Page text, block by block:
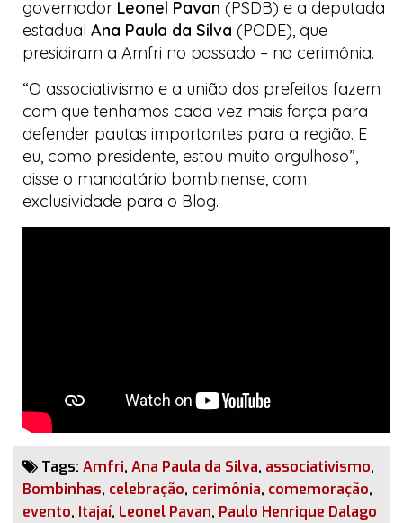
governador Leonel Pavan (PSDB) e a deputada
estadual Ana Paula da Silva (PODE), que
presidiram a Amfri no passado – na cerimônia.
“O associativismo e a união dos prefeitos fazem
com que tenhamos cada vez mais força para
defender pautas importantes para a região. E
eu, como presidente, estou muito orgulhoso”,
disse o mandatário bombinense, com
exclusividade para o Blog.
Tags: Amfri, Ana Paula da Silva, associativismo,
Bombinhas, celebração, cerimônia, comemoração,
evento, Itajaí, Leonel Pavan, Paulo Henrique Dalago